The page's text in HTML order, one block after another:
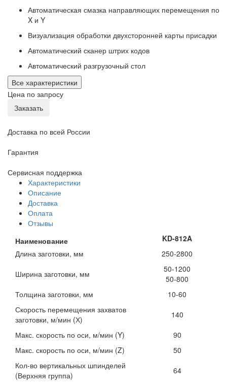
Автоматическая смазка направляющих перемещения по
X и Y
Визуализация обработки двухсторонней карты присадки
Автоматический сканер штрих кодов
Автоматический разгрузочный стол
Все характеристики
Цена по запросу
Заказать
Доставка по всей России
Гарантия
Сервисная поддержка
Характеристики
Описание
Доставка
Оплата
Отзывы
Наименование
KD-812A
Длина заготовки, мм
250-2800
Ширина заготовки, мм
50-1200
50-800
Толщина заготовки, мм
10-60
Скорость перемещения захватов
заготовки, м/мин (Х)
140
Макс. скорость по оси, м/мин (Y)
90
Макс. скорость по оси, м/мин (Z)
50
Кол-во вертикальных шпинделей
(Верхняя группа)
64